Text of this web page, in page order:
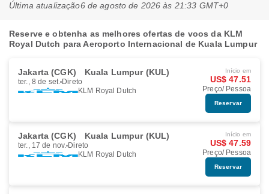
Última atualização6 de agosto de 2026 às 21:33 GMT+0
Reserve e obtenha as melhores ofertas de voos da KLM
Royal Dutch para Aeroporto Internacional de Kuala Lumpur
Jakarta (CGK) Kuala Lumpur (KUL)
ter., 8 de set. Direto
KLM Royal Dutch
Início em
US$ 47.51
Preço/ Pessoa
Reservar
Jakarta (CGK) Kuala Lumpur (KUL)
ter., 17 de nov. Direto
KLM Royal Dutch
Início em
US$ 47.59
Preço/ Pessoa
Reservar